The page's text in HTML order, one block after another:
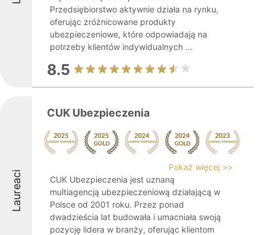
Przedsiębiorstwo aktywnie działa na rynku,
oferując zróżnicowane produkty
ubezpieczeniowe, które odpowiadają na
potrzeby klientów indywidualnych ...
8.5
Laureaci
CUK Ubezpieczenia
Pokaż więcej >>
CUK Ubezpieczenia jest uznaną
multiagencją ubezpieczeniową działającą w
Polsce od 2001 roku. Przez ponad
dwadzieścia lat budowała i umacniała swoją
pozycję lidera w branży, oferując klientom